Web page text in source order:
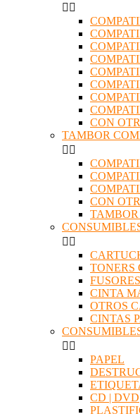
 
CON
TAMBOR
 
CON
 
TONERS
CINTA
OTROS
CINTAS
 
PAPEL
CD | DVD